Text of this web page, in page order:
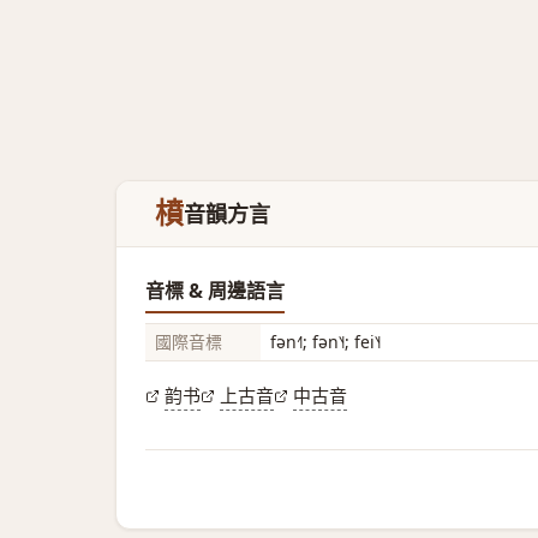
橨音韻方言
音標 & 周邊語言
國際音標 fən˧˥; fən˥˧; fei˥˧
韵书 上古音 中古音